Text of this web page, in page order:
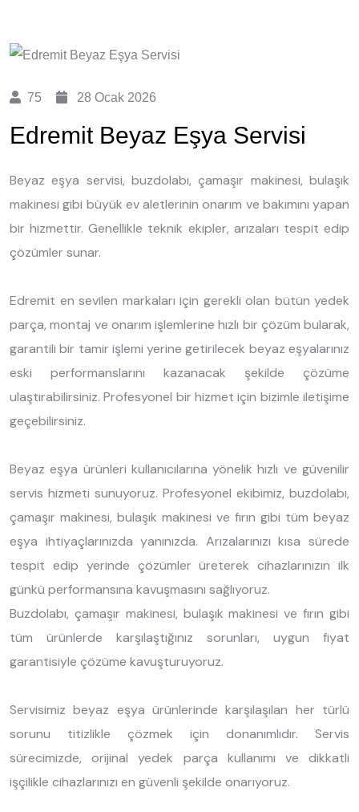
75 28 Ocak 2026
Edremit Beyaz Eşya Servisi
Beyaz eşya servisi, buzdolabı, çamaşır makinesi, bulaşık
makinesi gibi büyük ev aletlerinin onarım ve bakımını yapan
bir hizmettir. Genellikle teknik ekipler, arızaları tespit edip
çözümler sunar.
Edremit en sevilen markaları için gerekli olan bütün yedek
parça, montaj ve onarım işlemlerine hızlı bir çözüm bularak,
garantili bir tamir işlemi yerine getirilecek beyaz eşyalarınız
eski performanslarını kazanacak şekilde çözüme
ulaştırabilirsiniz. Profesyonel bir hizmet için bizimle iletişime
geçebilirsiniz.
Beyaz eşya ürünleri kullanıcılarına yönelik hızlı ve güvenilir
servis hizmeti sunuyoruz. Profesyonel ekibimiz, buzdolabı,
çamaşır makinesi, bulaşık makinesi ve fırın gibi tüm beyaz
eşya ihtiyaçlarınızda yanınızda. Arızalarınızı kısa sürede
tespit edip yerinde çözümler üreterek cihazlarınızın ilk
günkü performansına kavuşmasını sağlıyoruz.
Buzdolabı, çamaşır makinesi, bulaşık makinesi ve fırın gibi
tüm ürünlerde karşılaştığınız sorunları, uygun fiyat
garantisiyle çözüme kavuşturuyoruz.
Servisimiz beyaz eşya ürünlerinde karşılaşılan her türlü
sorunu titizlikle çözmek için donanımlıdır. Servis
sürecimizde, orijinal yedek parça kullanımı ve dikkatli
işçilikle cihazlarınızı en güvenli şekilde onarıyoruz.